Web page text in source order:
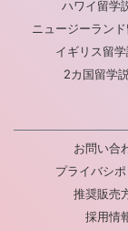
ハワイ留学
ニュージーラン
イギリス留
2カ国留学
お問い合
プライバシ
推奨販売
採用情